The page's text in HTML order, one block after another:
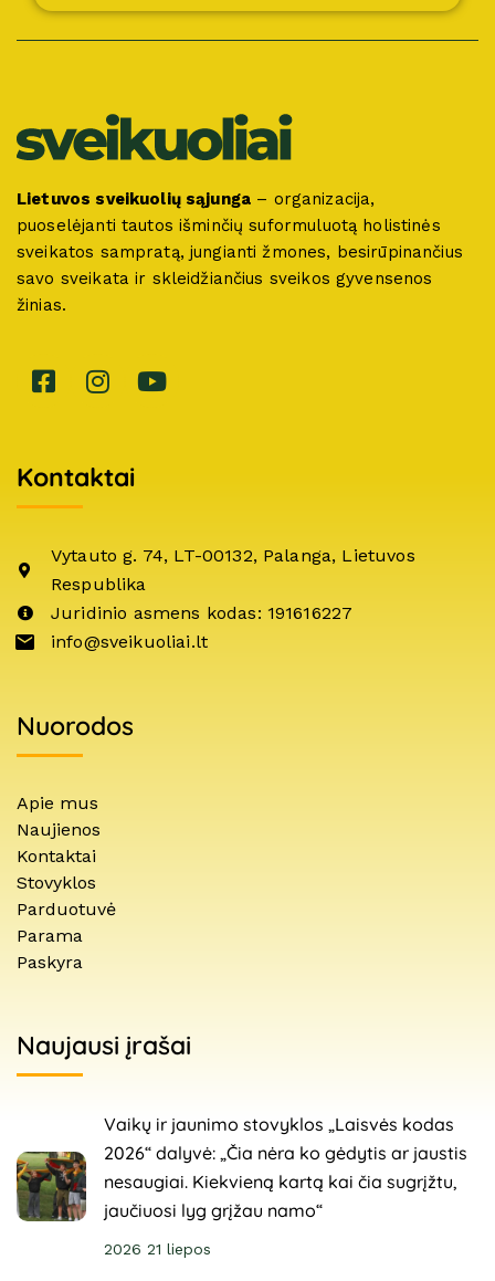
Lietuvos sveikuolių sąjunga – organizacija,
puoselėjanti tautos išminčių suformuluotą holistinės
sveikatos sampratą, jungianti žmones, besirūpinančius
savo sveikata ir skleidžiančius sveikos gyvensenos
žinias.
Kontaktai
Vytauto g. 74, LT-00132, Palanga, Lietuvos
Respublika
Juridinio asmens kodas: 191616227
info@sveikuoliai.lt
Nuorodos
Apie mus
Naujienos
Kontaktai
Stovyklos
Parduotuvė
Parama
Paskyra
Naujausi įrašai
Vaikų ir jaunimo stovyklos „Laisvės kodas
2026“ dalyvė: „Čia nėra ko gėdytis ar jaustis
nesaugiai. Kiekvieną kartą kai čia sugrįžtu,
jaučiuosi lyg grįžau namo“
2026 21 liepos